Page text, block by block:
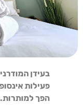
בעידן
פעילות
הפך